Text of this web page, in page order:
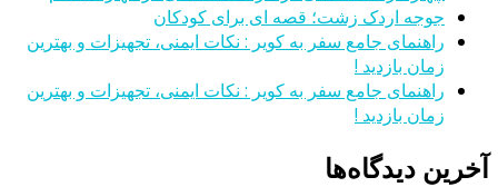
جوجه اردک زشت؛ قصه ای برای کودکان
راهنمای جامع سفر به کویر : نکات ایمنی، تجهیزات و بهترین
زمان بازدید !
راهنمای جامع سفر به کویر : نکات ایمنی، تجهیزات و بهترین
زمان بازدید !
آخرین دیدگاه‌ها